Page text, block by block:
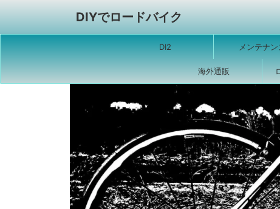
DIYでロードバイク
DI2 メンテナン
海外通販